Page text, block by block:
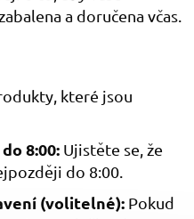
a doručena včas.
které jsou
8:00: Ujistěte se, že
do 8:00.
(volitelné): Pokud